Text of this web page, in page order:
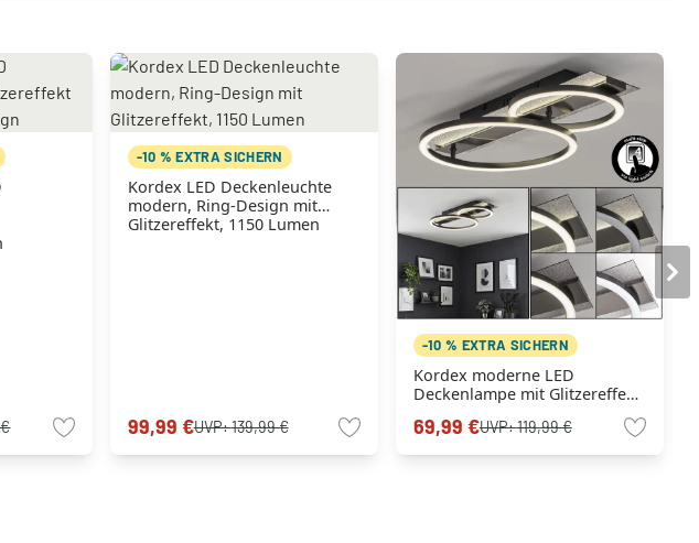
-10 % EXTRA SICHERN
Kordex LED Deckenleuchte
modern, Ring-Design mit
Glitzereffekt, 1150 Lumen
99,99 €UVP:139,99 €
-10 % EXTRA SICHERN
Kordex moderne LED
Deckenlampe mit Glitzereffekt
69,99 €UVP:119,99 €